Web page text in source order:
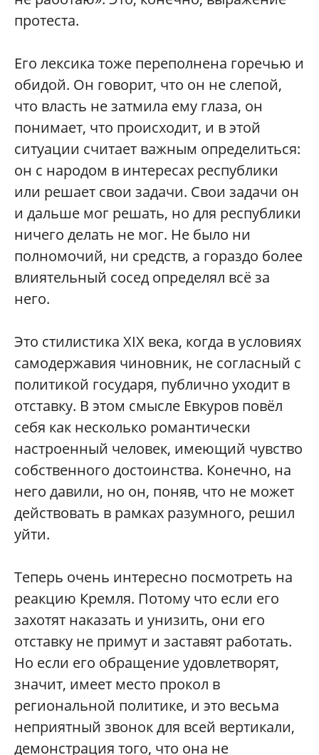
протеста.
Его лексика тоже переполнена горечью и
обидой. Он говорит, что он не слепой,
что власть не затмила ему глаза, он
понимает, что происходит, и в этой
ситуации считает важным определиться:
он с народом в интересах республики
или решает свои задачи. Свои задачи он
и дальше мог решать, но для республики
ничего делать не мог. Не было ни
полномочий, ни средств, а гораздо более
влиятельный сосед определял всё за
него.
Это стилистика XIX века, когда в условиях
самодержавия чиновник, не согласный с
политикой государя, публично уходит в
отставку. В этом смысле Евкуров повёл
себя как несколько романтически
настроенный человек, имеющий чувство
собственного достоинства. Конечно, на
него давили, но он, поняв, что не может
действовать в рамках разумного, решил
уйти.
Теперь очень интересно посмотреть на
реакцию Кремля. Потому что если его
захотят наказать и унизить, они его
отставку не примут и заставят работать.
Но если его обращение удовлетворят,
значит, имеет место прокол в
региональной политике, и это весьма
неприятный звонок для всей вертикали,
демонстрация того, что она не